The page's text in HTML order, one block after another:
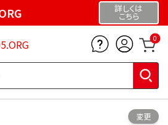
詳しくは
こちら
0
変更